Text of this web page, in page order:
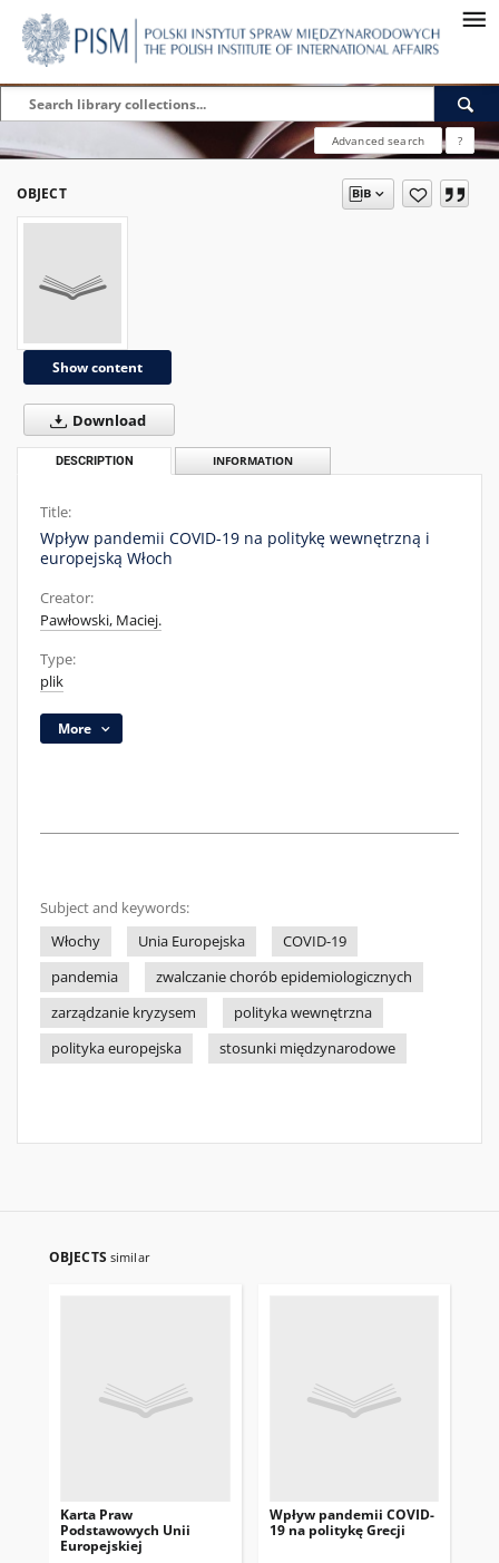
Advanced search ?
OBJECT
Show content
Download
DESCRIPTION INFORMATION
Title:
Wpływ pandemii COVID-19 na politykę wewnętrzną i
europejską Włoch
Creator:
Pawłowski, Maciej.
Type:
plik
More
Subject and keywords:
Włochy
Unia Europejska
COVID-19
pandemia
zwalczanie chorób epidemiologicznych
zarządzanie kryzysem
polityka wewnętrzna
polityka europejska
stosunki międzynarodowe
OBJECTS similar
Karta Praw
Podstawowych Unii
Europejskiej
Wpływ pandemii COVID-
19 na politykę Grecji